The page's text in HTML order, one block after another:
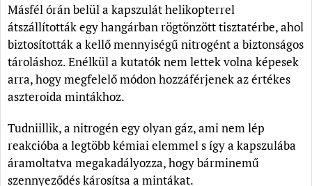
Másfél órán belül a kapszulát helikopterrel
átszállították egy hangárban rögtönzött tisztatérbe, ahol
biztosították a kellő mennyiségű nitrogént a biztonságos
tároláshoz. Enélkül a kutatók nem lettek volna képesek
arra, hogy megfelelő módon hozzáférjenek az értékes
aszteroida mintákhoz.
Tudniillik, a nitrogén egy olyan gáz, ami nem lép
reakcióba a legtöbb kémiai elemmel s így a kapszulába
áramoltatva megakadályozza, hogy bárminemű
szennyeződés károsítsa a mintákat.